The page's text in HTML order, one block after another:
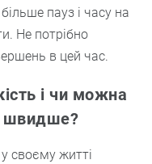
пауз і часу на
Не потрібно
в цей час.
і чи можна
швидше?
своєму житті